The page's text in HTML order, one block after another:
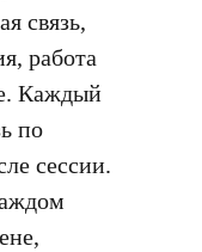
связь,
работа
Каждый
по
сессии.